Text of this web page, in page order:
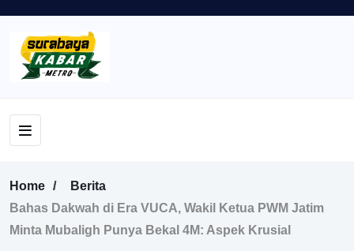
Home
Berita
Bahas Dakwah di Era VUCA, Wakil Ketua PWM Jatim
Minta Mubaligh Punya Bekal 4M: Aspek Krusial